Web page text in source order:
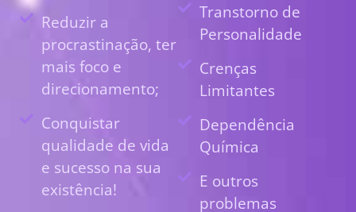
Reduzir a
procrastinação, ter
mais foco e
direcionamento;
Conquistar
qualidade de vida
e sucesso na sua
existência!
Transtorno de
Personalidade
Crenças
Limitantes
Dependência
Química
E outros
problemas